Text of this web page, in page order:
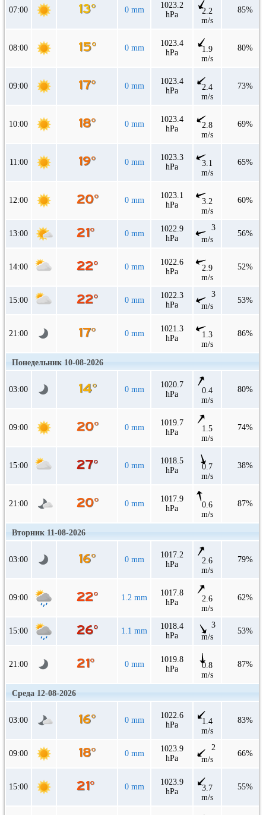
07:00 0 mm
1023.2
hPa
2.2
m/s
85%
08:00 0 mm
1023.4
hPa
1.9
m/s
80%
09:00 0 mm
1023.4
hPa
2.4
m/s
73%
10:00 0 mm
1023.4
hPa
2.8
m/s
69%
11:00 0 mm
1023.3
hPa
3.1
m/s
65%
12:00 0 mm
1023.1
hPa
3.2
m/s
60%
13:00 0 mm
1022.9
hPa
3
m/s
56%
14:00 0 mm
1022.6
hPa
2.9
m/s
52%
15:00 0 mm
1022.3
hPa
3
m/s
53%
21:00 0 mm
1021.3
hPa
1.3
m/s
86%
Понедельник 10-08-2026
03:00 0 mm
1020.7
hPa
0.4
m/s
80%
09:00 0 mm
1019.7
hPa
1.5
m/s
74%
15:00 0 mm
1018.5
hPa
0.7
m/s
38%
21:00 0 mm
1017.9
hPa
0.6
m/s
87%
Вторник 11-08-2026
03:00 0 mm
1017.2
hPa
2.6
m/s
79%
09:00 1.2 mm
1017.8
hPa
2.6
m/s
62%
15:00 1.1 mm
1018.4
hPa
3
m/s
53%
21:00 0 mm
1019.8
hPa
0.8
m/s
87%
Среда 12-08-2026
03:00 0 mm
1022.6
hPa
1.4
m/s
83%
09:00 0 mm
1023.9
hPa
2
m/s
66%
15:00 0 mm
1023.9
hPa
3.7
m/s
55%